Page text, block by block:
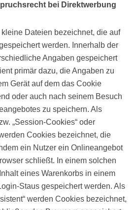
bei Direktwerbung
kleine Dateien bezeichnet, die auf
werden. Innerhalb der
Angaben gespeichert
primär dazu, die Angaben zu
Gerät auf dem das Cookie
oder auch nach seinem Besuch
zu speichern. Als
„Session-Cookies“ oder
Cookies bezeichnet, die
ein Nutzer ein Onlineangebot
schließt. In einem solchen
eines Warenkorbs in einem
Staus gespeichert werden. Als
werden Cookies bezeichnet,